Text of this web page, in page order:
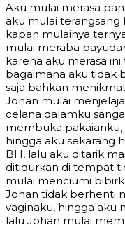
Aku mulai merasa
aku mulai terangsang
kapan mulainya
mulai meraba
karena aku merasa
bagaimana aku tidak
saja bahkan
Johan mulai
celana dalamku
membuka pakaianku,
hingga aku sekarang
BH, lalu aku ditarik
ditidurkan di tempat
mulai menciumi
Johan tidak berhenti
vaginaku, hingga aku
lalu Johan mulai